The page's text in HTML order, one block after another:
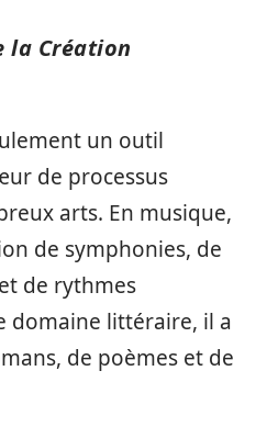
la Création
un outil
de processus
arts. En musique,
de symphonies, de
de rythmes
domaine littéraire, il a
de poèmes et de